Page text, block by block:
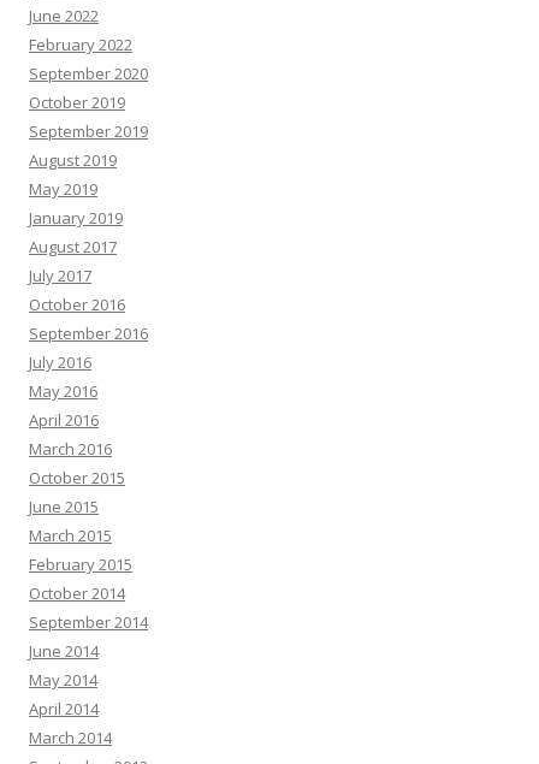
June 2022
February 2022
September 2020
October 2019
September 2019
August 2019
May 2019
January 2019
August 2017
July 2017
October 2016
September 2016
July 2016
May 2016
April 2016
March 2016
October 2015
June 2015
March 2015
February 2015
October 2014
September 2014
June 2014
May 2014
April 2014
March 2014